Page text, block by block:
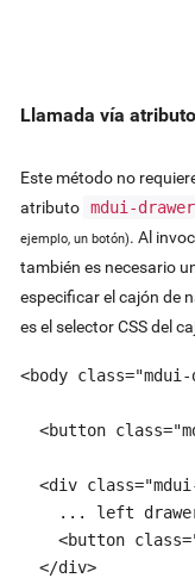
Llamada vía
Este método no
atributo mdui-
ejemplo, un botón). Al
también es necesario
especificar el cajón de
es el selector CSS del
<body
<button
<div
... left
<button
  </div>